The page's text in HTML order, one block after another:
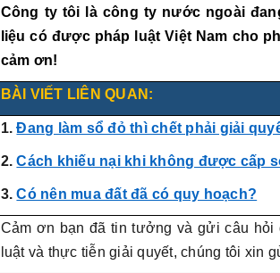
Công ty tôi là công ty nước ngoài
liệu có được pháp luật Việt Nam cho
cảm ơn!
BÀI VIẾT LIÊN QUAN:
1.Đang làm sổ đỏ thì chết phải giải
2.Cách khiếu nại khi không được cấp
3.Có nên mua đất đã có quy hoạch?
Cảm ơn bạn đã tin tưởng và gửi câu hỏi
luật và thực tiễn giải quyết, chúng tôi xin